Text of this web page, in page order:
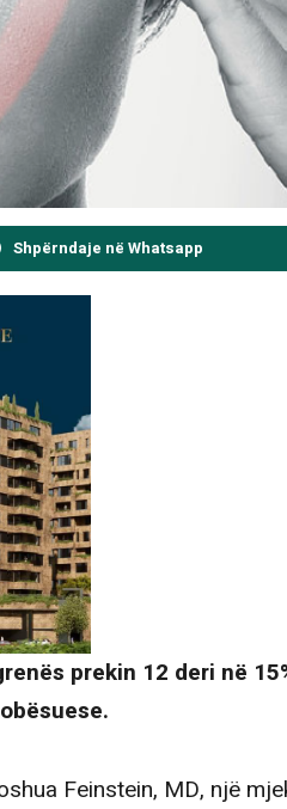
Shpërndaje në Whatsapp
prekin 12 deri në
Feinstein, MD, një